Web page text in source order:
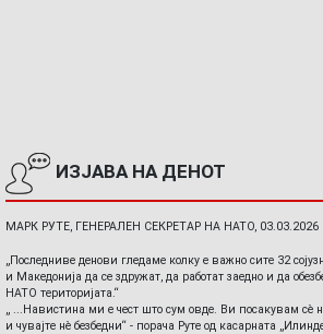
ИЗЈАВА НА ДЕНОТ
МАРК РУТЕ, ГЕНЕРАЛЕН СЕКРЕТАР НА НАТО, 03.03.2026
„Последниве денови гледаме колку е важно сите 32
и Македонија да се здружат, да работат заедно и да
НАТО територијата.“
„ ...Навистина ми е чест што сум овде. Ви посакувам сè
и чувајте нè безбедни“ - порача Руте од касарната